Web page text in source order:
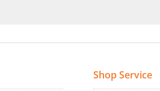
Shop Service